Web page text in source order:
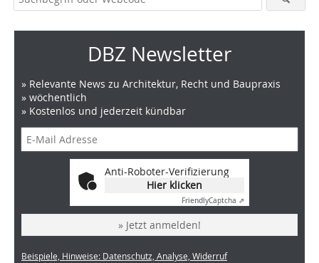
DBZ Newsletter
» Relevante News zu Architektur, Recht und Baupraxis
» wöchentlich
» Kostenlos und jederzeit kündbar
Anti-Roboter-Verifizierung
Hier klicken
FriendlyCaptcha ⇗
» Jetzt anmelden!
Beispiele, Hinweise: Datenschutz, Analyse, Widerruf